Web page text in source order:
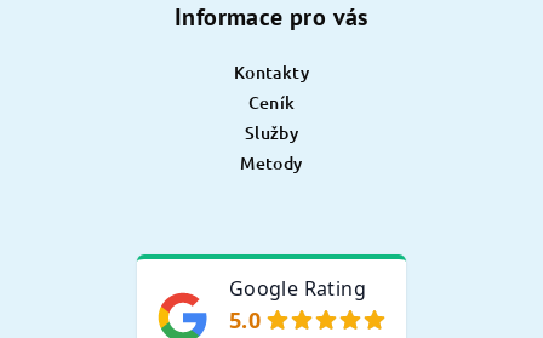
Informace pro vás
Kontakty
Ceník
Služby
Metody